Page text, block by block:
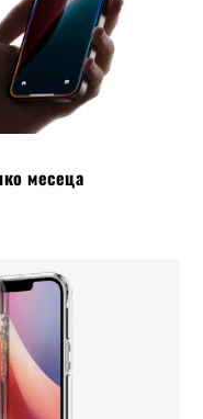
месеца